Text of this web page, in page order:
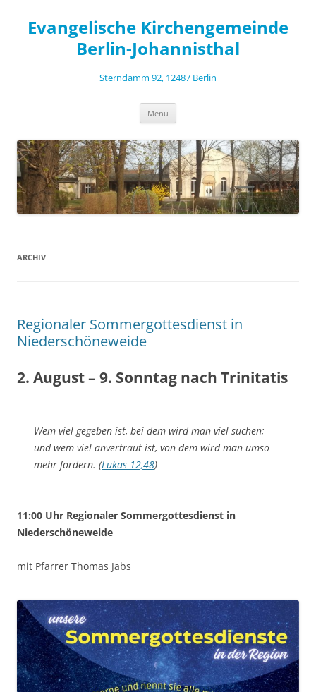
springen
Evangelische Kirchengemeinde
Berlin-Johannisthal
Sterndamm 92, 12487 Berlin
Menü
ARCHIV
Regionaler Sommergottesdienst in
Niederschöneweide
2. August – 9. Sonntag nach Trinitatis
Wem viel gegeben ist, bei dem wird man viel suchen;
und wem viel anvertraut ist, von dem wird man umso
mehr fordern. (Lukas 12,48)
11:00 Uhr Regionaler Sommergottesdienst in
Niederschöneweide
mit Pfarrer Thomas Jabs